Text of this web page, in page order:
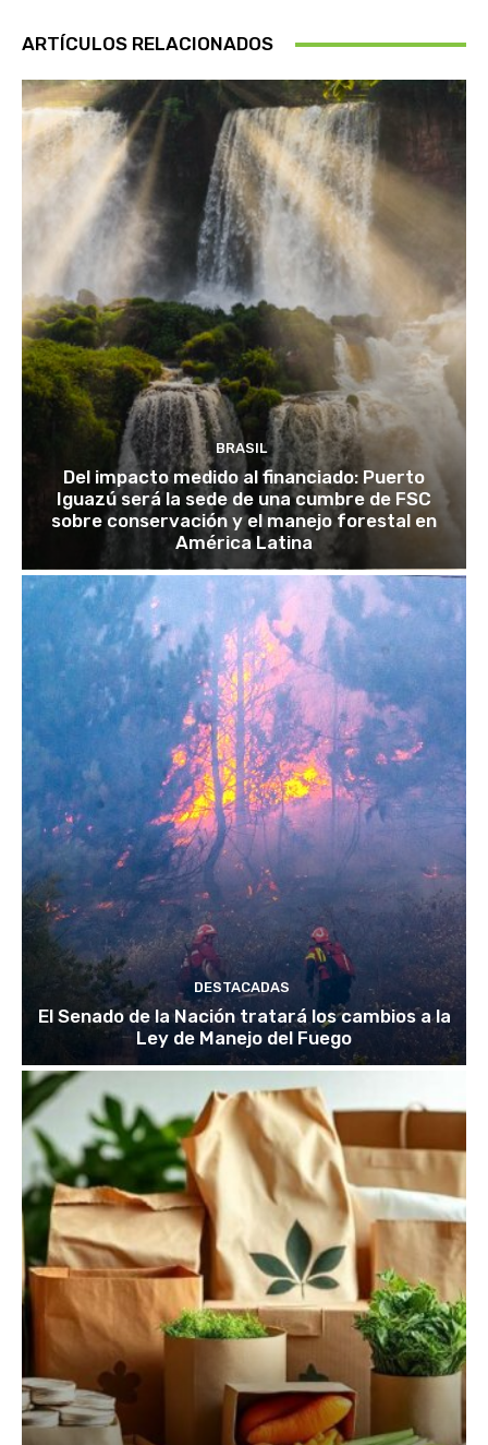
ARTÍCULOS RELACIONADOS
BRASIL
Del impacto medido al financiado: Puerto
Iguazú será la sede de una cumbre de FSC
sobre conservación y el manejo forestal en
América Latina
DESTACADAS
El Senado de la Nación tratará los cambios a la
Ley de Manejo del Fuego